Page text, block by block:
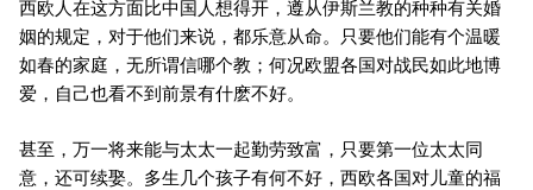
西欧人在这方面比中国人想得开，遵从伊斯兰教的种种有关婚
姻的规定，对于他们来说，都乐意从命。只要他们能有个温暖
如春的家庭，无所谓信哪个教；何况欧盟各国对战民如此地博
爱，自己也看不到前景有什麽不好。
甚至，万一将来能与太太一起勤劳致富，只要第一位太太同
意，还可续娶。多生几个孩子有何不好，西欧各国对儿童的福